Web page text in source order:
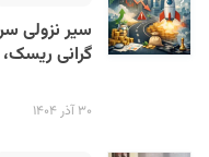
سیر نزولی
گرانی ریسک،
۳۰ آذر ۱۴۰۴